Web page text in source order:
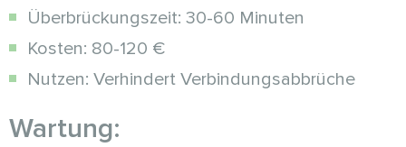
Überbrückungszeit: 30-60 Minuten
Kosten: 80-120 €
Nutzen: Verhindert Verbindungsabbrüche
Wartung: